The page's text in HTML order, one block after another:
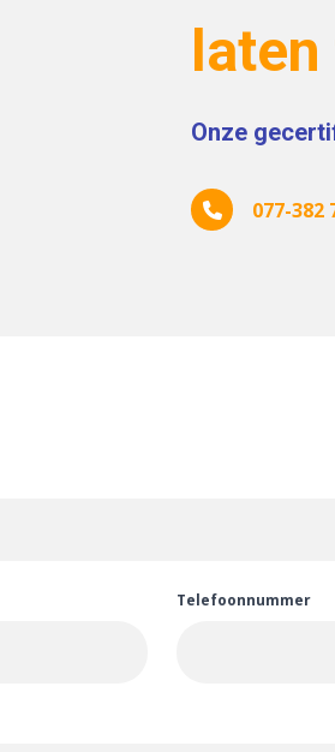
laten
Onze
077-382
Telefoonnummer